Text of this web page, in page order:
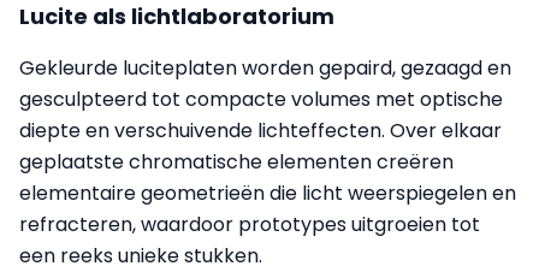
Lucite als lichtlaboratorium
Gekleurde luciteplaten worden gepaird, gezaagd en
gesculpteerd tot compacte volumes met optische
diepte en verschuivende lichteffecten. Over elkaar
geplaatste chromatische elementen creëren
elementaire geometrieën die licht weerspiegelen en
refracteren, waardoor prototypes uitgroeien tot
een reeks unieke stukken.